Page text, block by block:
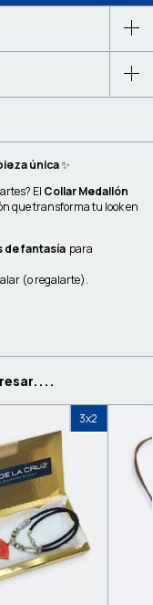
única✨
El Collar Medallón
que transforma tu look en
de fantasía para
(o regalarte).
3x2